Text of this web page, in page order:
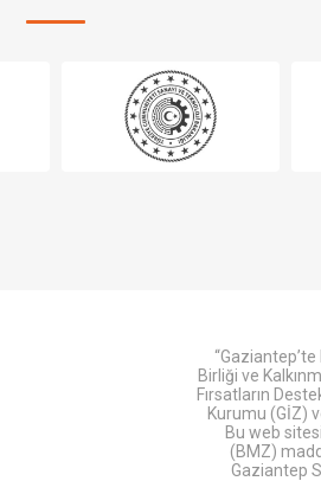
Birliği ve
Fırsatların
Kurumu (GİZ)
Bu web
(BMZ)
Gaziantep